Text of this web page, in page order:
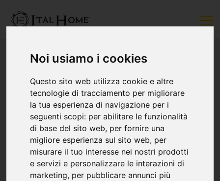
Noi usiamo i cookies
Questo sito web utilizza cookie e altre
tecnologie di tracciamento per migliorare
la tua esperienza di navigazione per i
seguenti scopi: per abilitare le funzionalità
di base del sito web, per fornire una
migliore esperienza sul sito web, per
misurare il tuo interesse nei nostri prodotti
e servizi e personalizzare le interazioni di
marketing, per pubblicare annunci più